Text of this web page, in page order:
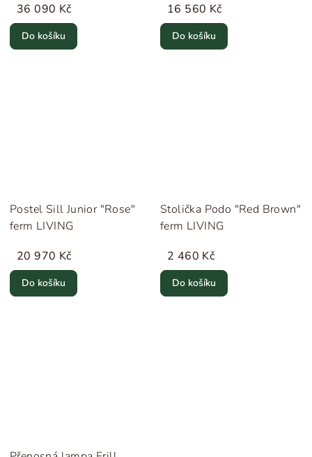
36 090 Kč
Do košíku
16 560 Kč
Do košíku
Postel Sill Junior "Rose"
ferm LIVING
20 970 Kč
Do košíku
Stolička Podo "Red Brown"
ferm LIVING
2 460 Kč
Do košíku